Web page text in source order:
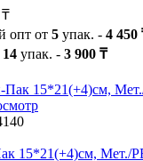
₸
опт от 5 упак. - 4 450
14 упак. - 3 900 ₸
15*21(+4)см, Мет./